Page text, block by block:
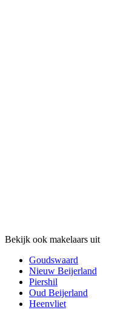
Bekijk ook makelaars uit
Goudswaard
Nieuw Beijerland
Piershil
Oud Beijerland
Heenvliet